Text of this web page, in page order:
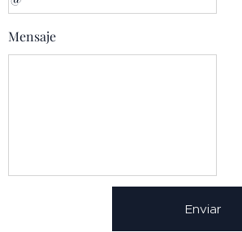
Mensaje
Enviar